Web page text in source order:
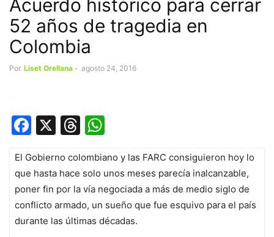
Acuerdo histórico para cerrar
52 años de tragedia en
Colombia
Por Liset Orellana - agosto 24, 2016
Facebook
X Threads
El Gobierno colombiano y las FARC consiguieron hoy lo
que hasta hace solo unos meses parecía inalcanzable,
poner fin por la vía negociada a más de medio siglo de
conflicto armado, un sueño que fue esquivo para el país
durante las últimas décadas.